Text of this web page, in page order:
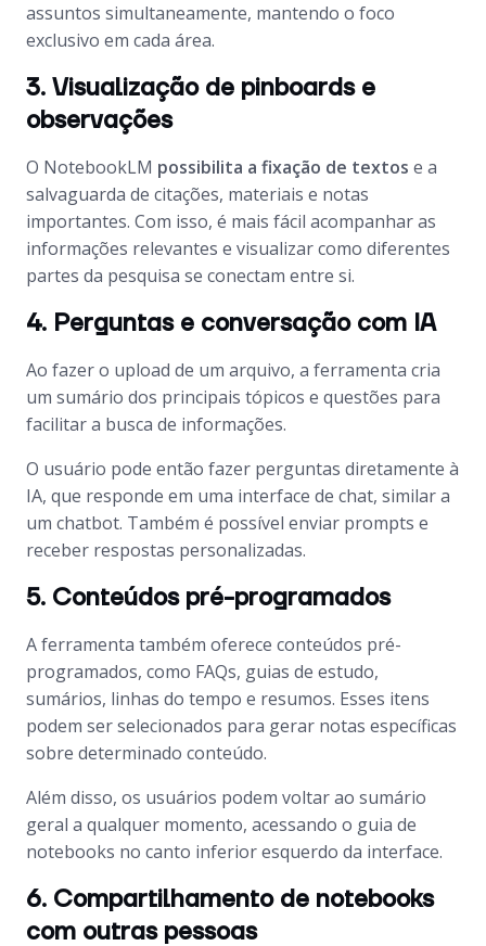
assuntos simultaneamente, mantendo o foco
exclusivo em cada área.
3. Visualização de pinboards e
observações
O NotebookLM possibilita a fixação de textos e a
salvaguarda de citações, materiais e notas
importantes. Com isso, é mais fácil acompanhar as
informações relevantes e visualizar como diferentes
partes da pesquisa se conectam entre si.
4. Perguntas e conversação com IA
Ao fazer o upload de um arquivo, a ferramenta cria
um sumário dos principais tópicos e questões para
facilitar a busca de informações.
O usuário pode então fazer perguntas diretamente à
IA, que responde em uma interface de chat, similar a
um chatbot. Também é possível enviar prompts e
receber respostas personalizadas.
5. Conteúdos pré-programados
A ferramenta também oferece conteúdos pré-
programados, como FAQs, guias de estudo,
sumários, linhas do tempo e resumos. Esses itens
podem ser selecionados para gerar notas específicas
sobre determinado conteúdo.
Além disso, os usuários podem voltar ao sumário
geral a qualquer momento, acessando o guia de
notebooks no canto inferior esquerdo da interface.
6. Compartilhamento de notebooks
com outras pessoas